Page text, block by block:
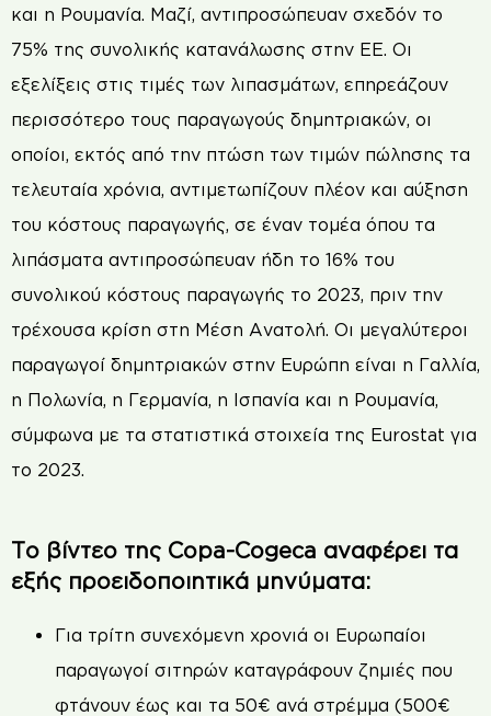
και η Ρουμανία. Μαζί, αντιπροσώπευαν σχεδόν το
75% της συνολικής κατανάλωσης στην ΕΕ. Οι
εξελίξεις στις τιμές των λιπασμάτων, επηρεάζουν
περισσότερο τους παραγωγούς δημητριακών, οι
οποίοι, εκτός από την πτώση των τιμών πώλησης τα
τελευταία χρόνια, αντιμετωπίζουν πλέον και αύξηση
του κόστους παραγωγής, σε έναν τομέα όπου τα
λιπάσματα αντιπροσώπευαν ήδη το 16% του
συνολικού κόστους παραγωγής το 2023, πριν την
τρέχουσα κρίση στη Μέση Ανατολή. Οι μεγαλύτεροι
παραγωγοί δημητριακών στην Ευρώπη είναι η Γαλλία,
η Πολωνία, η Γερμανία, η Ισπανία και η Ρουμανία,
σύμφωνα με τα στατιστικά στοιχεία της Eurostat για
το 2023.
Το βίντεο της Copa-Cogeca αναφέρει τα
εξής προειδοποιητικά μηνύματα:
Για τρίτη συνεχόμενη χρονιά οι Ευρωπαίοι
παραγωγοί σιτηρών καταγράφουν ζημιές που
φτάνουν έως και τα 50€ ανά στρέμμα (500€